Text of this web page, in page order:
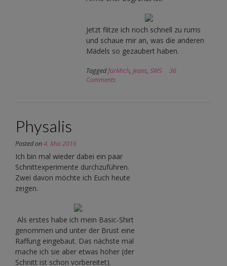
Jetzt flitze ich noch schnell zu rums
und schaue mir an, was die anderen
Mädels so gezaubert haben.
TaggedfürMich, Jeans, SWS
36
Comments
Physalis
Posted on4. Mai 2016
Ich bin mal wieder dabei ein paar
Schnittexperimente durchzuführen.
Zwei davon möchte ich Euch heute
zeigen.
Als erstes habe ich mein Basic-Shirt
genommen und unter der Brust eine
Raffung eingebaut. Das nächste mal
mache ich sie aber etwas höher (der
Schnitt ist schon vorbereitet).